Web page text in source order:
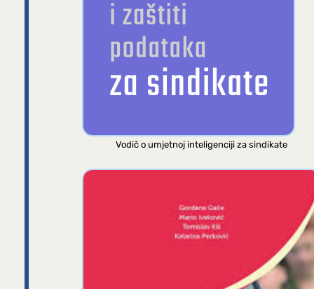
Vodič o umjetnoj inteligenciji za sindikate